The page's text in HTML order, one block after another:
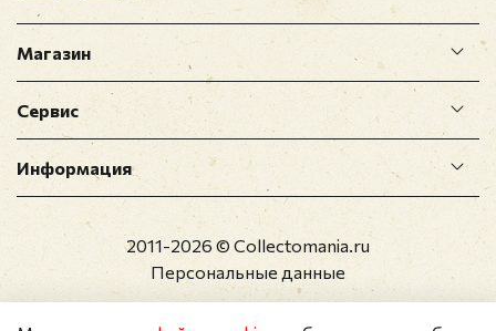
Магазин
Сервис
Информация
2011-2026 © Collectomania.ru
Персональные данные